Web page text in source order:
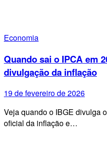
Economia
Quando sai o IPCA em
divulgação da inflação
19 de fevereiro de 2026
Veja quando o IBGE divulga
oficial da inflação e…